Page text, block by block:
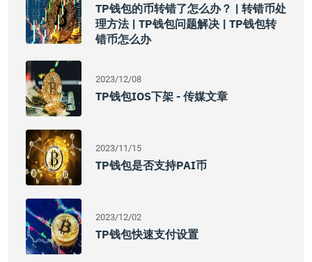
TP钱包的币转错了怎么办？ | 转错币处
理方法 | TP钱包问题解决 | TP钱包转
错币怎么办
2023/12/08
TP钱包iOS下架 - 传媒文章
2023/11/15
TP钱包是否支持PAI币
2023/12/02
TP钱包快速支付设置